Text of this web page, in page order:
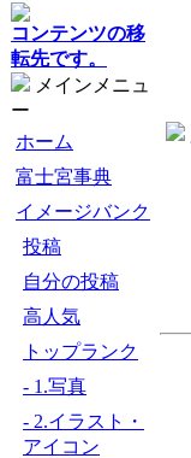
コンテンツの移
転先です。
メインメニュ
ー
ホーム
富士宮事典
イメージバンク
投稿
自分の投稿
高人気
トップランク
- 1.写真
- 2.イラスト・
アイコン